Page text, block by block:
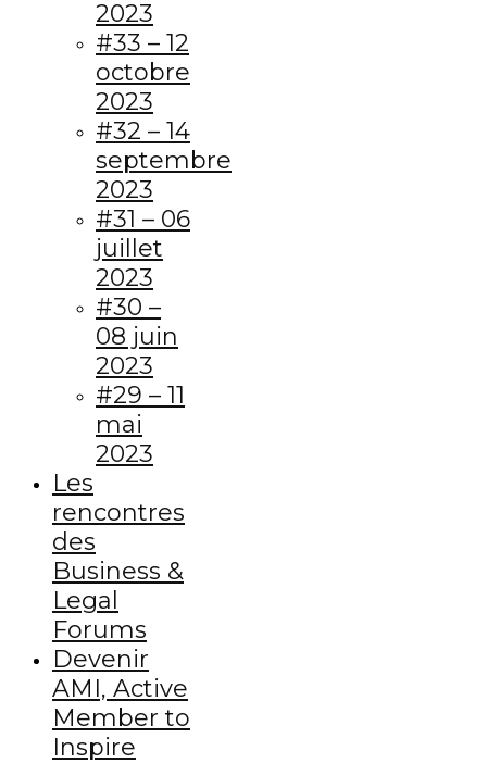
2023
#33 – 12
octobre
2023
#32 – 14
septembre
2023
#31 – 06
juillet
2023
#30 –
08 juin
2023
#29 – 11
mai
2023
Les
rencontres
des
Business &
Legal
Forums
Devenir
AMI, Active
Member to
Inspire